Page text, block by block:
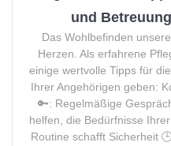
und
Das Wohlbefinden
Herzen. Als erfahrene
einige wertvolle Tipps für
Ihrer Angehörigen geben:
🔑: Regelmäßige
helfen, die Bedürfnisse
Routine schafft Sicherheit